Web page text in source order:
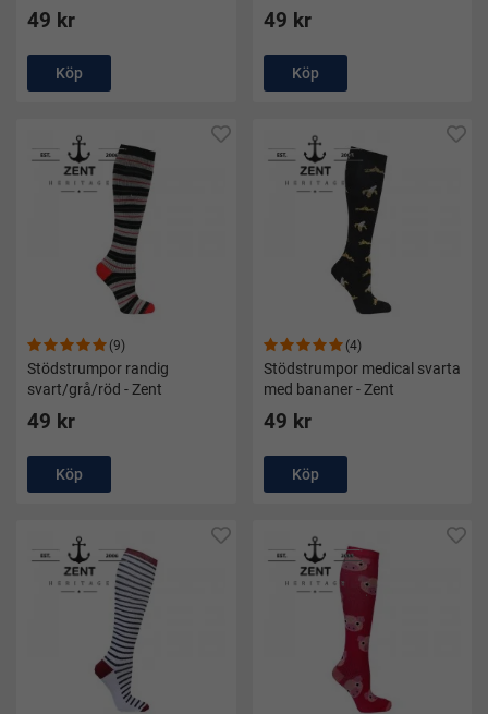
49 kr
Köp
49 kr
Köp
(9)
Stödstrumpor randig
svart/grå/röd - Zent
49 kr
Köp
(4)
Stödstrumpor medical svarta
med bananer - Zent
49 kr
Köp